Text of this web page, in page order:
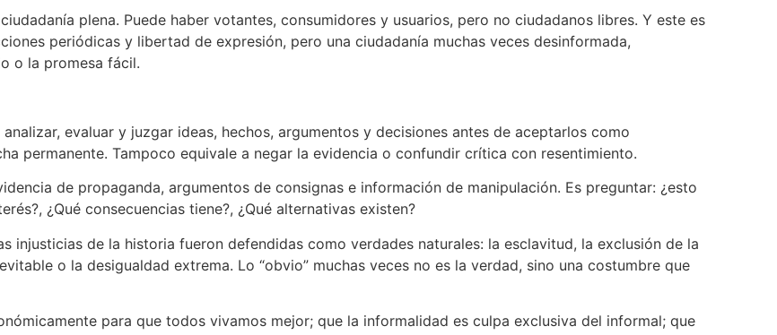
plena. Puede haber votantes, consumidores y usuarios, pero no ciudadanos libres. Y este es
periódicas y libertad de expresión, pero una ciudadanía muchas veces desinformada,
o la promesa fácil.
evaluar y juzgar ideas, hechos, argumentos y decisiones antes de aceptarlos como
permanente. Tampoco equivale a negar la evidencia o confundir crítica con resentimiento.
de propaganda, argumentos de consignas e información de manipulación. Es preguntar: ¿esto
¿Qué consecuencias tiene?, ¿Qué alternativas existen?
injusticias de la historia fueron defendidas como verdades naturales: la esclavitud, la exclusión de la
o la desigualdad extrema. Lo “obvio” muchas veces no es la verdad, sino una costumbre que
para que todos vivamos mejor; que la informalidad es culpa exclusiva del informal; que